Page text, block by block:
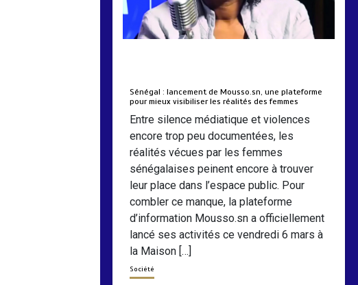
Sénégal : lancement de Mousso.sn, une plateforme
pour mieux visibiliser les réalités des femmes
Entre silence médiatique et violences
encore trop peu documentées, les
réalités vécues par les femmes
sénégalaises peinent encore à trouver
leur place dans l’espace public. Pour
combler ce manque, la plateforme
d’information Mousso.sn a officiellement
lancé ses activités ce vendredi 6 mars à
la Maison […]
Société